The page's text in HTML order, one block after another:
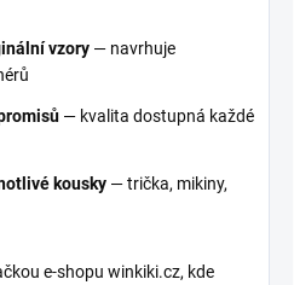
vzory — navrhuje
— kvalita dostupná každé
kousky — trička, mikiny,
e-shopu winkiki.cz, kde